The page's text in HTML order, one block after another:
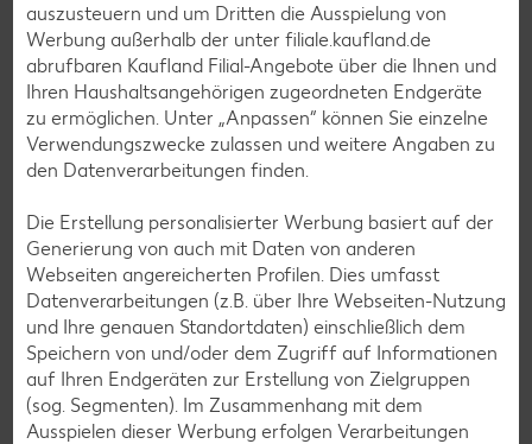
Torten-Rezepte
Eis-Rezepte
Pfannkuchen-Rezepte
Plätzchen-Rezepte
Smoothie-Rezepte
Bowle-Rezepte
Cocktail-Rezepte
Avocado-Rezepte
Erdbeer-Rezepte
Blaubeer-Rezepte
auszusteuern und um Dritten die Ausspielung von
Werbung außerhalb der unter filiale.kaufland.de
abrufbaren Kaufland Filial-Angebote über die Ihnen und
Ihren Haushaltsangehörigen zugeordneten Endgeräte
zu ermöglichen. Unter „Anpassen“ können Sie einzelne
Verwendungszwecke zulassen und weitere Angaben zu
den Datenverarbeitungen finden.
Die Erstellung personalisierter Werbung basiert auf der
Generierung von auch mit Daten von anderen
Webseiten angereicherten Profilen. Dies umfasst
Datenverarbeitungen (z.B. über Ihre Webseiten-Nutzung
und Ihre genauen Standortdaten) einschließlich dem
Speichern von und/oder dem Zugriff auf Informationen
auf Ihren Endgeräten zur Erstellung von Zielgruppen
(sog. Segmenten). Im Zusammenhang mit dem
Ausspielen dieser Werbung erfolgen Verarbeitungen